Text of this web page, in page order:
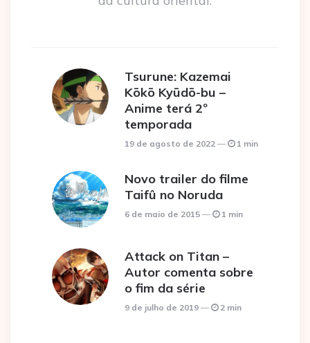
Tsurune: Kazemai
Kōkō Kyūdō-bu –
Anime terá 2º
temporada
19 de agosto de 2022 1 min
Novo trailer do filme
Taifû no Noruda
6 de maio de 2015 1 min
Attack on Titan –
Autor comenta sobre
o fim da série
9 de julho de 2019 2 min